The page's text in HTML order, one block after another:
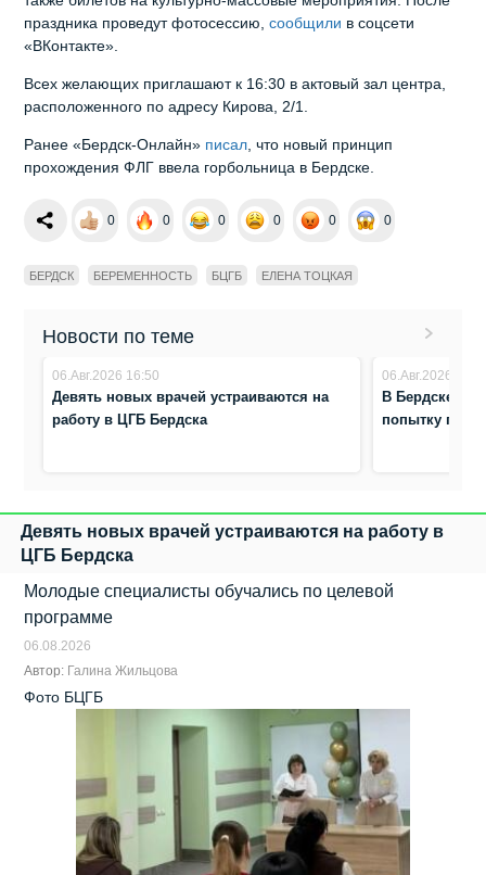
праздника проведут фотосессию,сообщили в соцсети
«ВКонтакте».
Всех желающих приглашают к 16:30 в актовый зал центра,
расположенного по адресу Кирова, 2/1.
Ранее «Бердск-Онлайн» писал , что новый принцип
прохождения ФЛГ ввела горбольница в Бердске.
0 0 0 0 0 0
БЕРДСК БЕРЕМЕННОСТЬ БЦГБ ЕЛЕНА ТОЦКАЯ
Новости по теме
06.Авг.2026 16:50
Девять новых врачей устраиваются на
работу в ЦГБ Бердска
06.Авг.2026 7:50
В Бердске
попытку
Девять новых врачей устраиваются на работу в
ЦГБ Бердска
Молодые специалисты обучались по целевой
программе
06.08.2026
Автор: Галина Жильцова
Фото БЦГБ